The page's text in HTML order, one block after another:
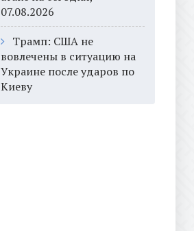
07.08.2026
Трамп: США не
вовлечены в ситуацию на
Украине после ударов по
Киеву